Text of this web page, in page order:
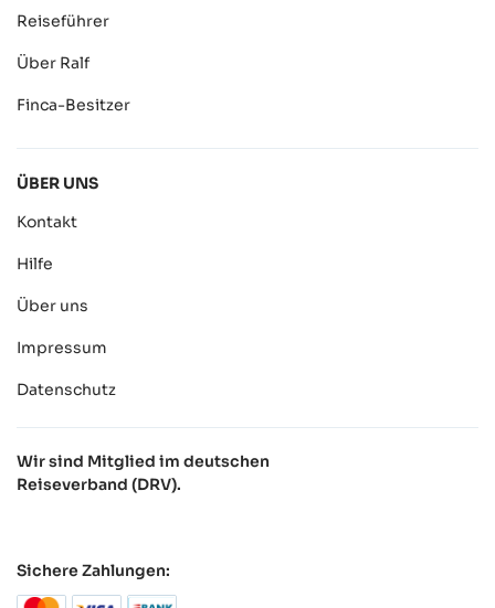
Reiseführer
Über Ralf
Finca-Besitzer
ÜBER UNS
Kontakt
Hilfe
Über uns
Impressum
Datenschutz
Wir sind Mitglied im deutschen
Reiseverband (DRV).
Sichere Zahlungen: